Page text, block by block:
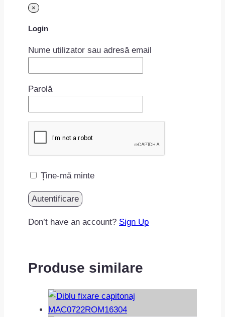
×
Login
Nume utilizator sau adresă email
Parolă
Ține-mă minte
Don’t have an account? Sign Up
Produse similare